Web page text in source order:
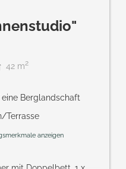
42 m2
Berglandschaft
Terrasse
anzeigen